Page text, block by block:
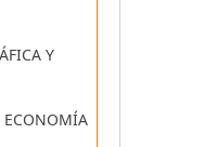
Y
ECONOMÍA